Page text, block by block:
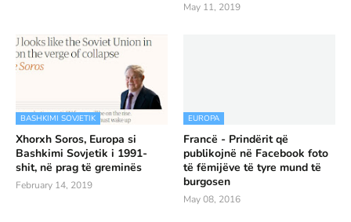
May 11, 2019
BASHKIMI SOVJETIK
Xhorxh Soros, Europa si
Bashkimi Sovjetik i 1991-
shit, në prag të greminës
February 14, 2019
EUROPA
Francë - Prindërit që
publikojnë në Facebook foto
të fëmijëve të tyre mund të
burgosen
May 08, 2016